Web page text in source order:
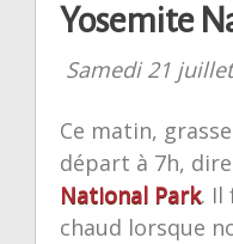
Yosemite
Samedi 21
Ce matin,
départ à 7h,
National Park. Il
chaud lorsque